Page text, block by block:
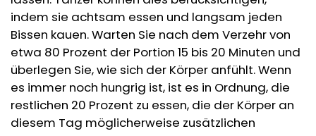
indem sie achtsam essen und langsam jeden
Bissen kauen. Warten Sie nach dem Verzehr von
etwa 80 Prozent der Portion 15 bis 20 Minuten und
überlegen Sie, wie sich der Körper anfühlt. Wenn
es immer noch hungrig ist, ist es in Ordnung, die
restlichen 20 Prozent zu essen, die der Körper an
diesem Tag möglicherweise zusätzlichen